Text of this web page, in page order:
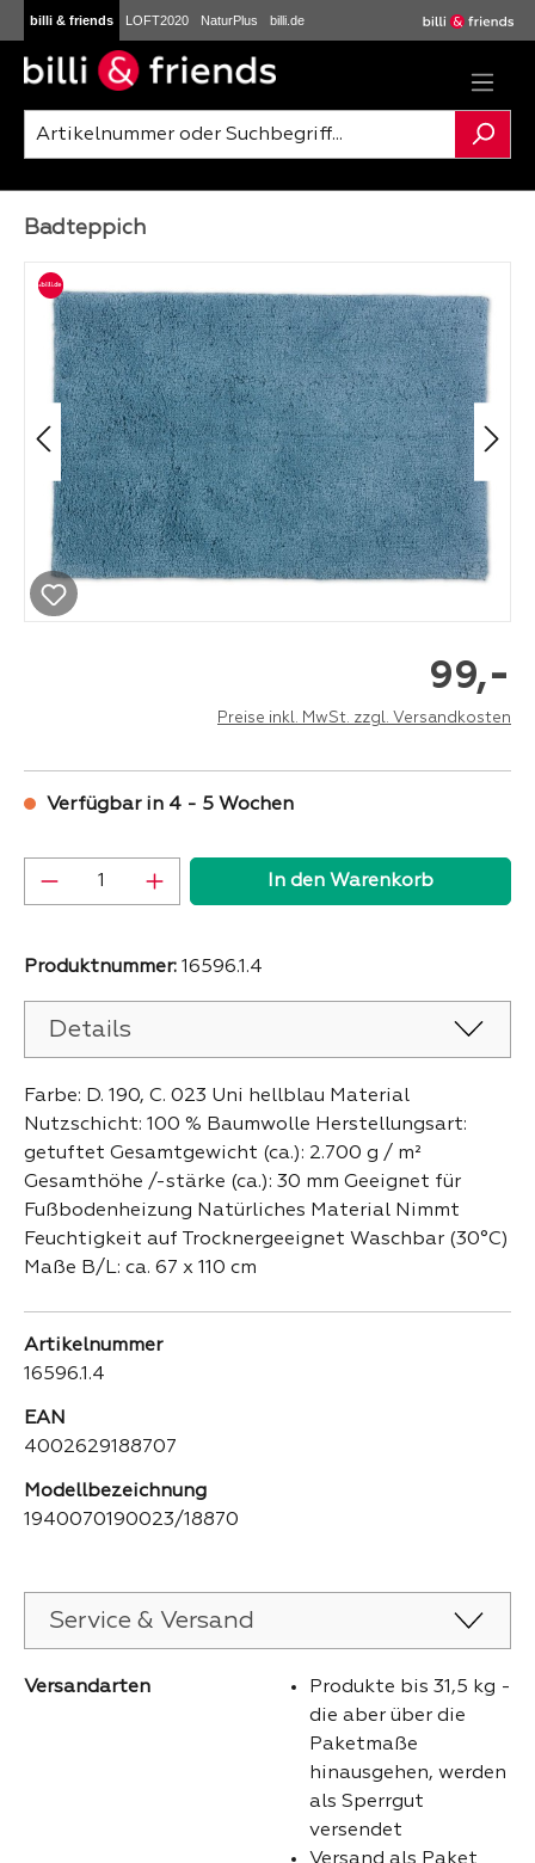
Zum Hauptinhalt springen
billi & friends LOFT2020 NaturPlus billi.de
Bildergalerie überspringen
Badteppich
99,-
Preise inkl. MwSt. zzgl. Versandkosten
Verfügbar in 4 - 5 Wochen
Produkt Anzahl: Gib den gewünschten
In den Warenkorb
Produktnummer: 16596.1.4
Details
Farbe: D. 190, C. 023 Uni hellblau Material
Nutzschicht: 100 % Baumwolle Herstellungsart:
getuftet Gesamtgewicht (ca.): 2.700 g / m²
Gesamthöhe /-stärke (ca.): 30 mm Geeignet für
Fußbodenheizung Natürliches Material Nimmt
Feuchtigkeit auf Trocknergeeignet Waschbar (30°C)
Maße B/L: ca. 67 x 110 cm
Artikelnummer
16596.1.4
EAN
4002629188707
Modellbezeichnung
1940070190023/18870
Service & Versand
Versandarten
Produkte bis 31,5 kg -
die aber über die
Paketmaße
hinausgehen, werden
als Sperrgut
versendet